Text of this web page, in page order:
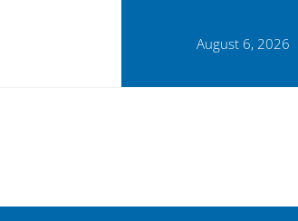
August 6, 2026